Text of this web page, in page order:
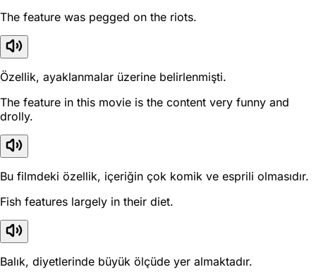
The feature was pegged on the riots.
Özellik, ayaklanmalar üzerine belirlenmişti.
The feature in this movie is the content very funny and
drolly.
Bu filmdeki özellik, içeriğin çok komik ve esprili olmasıdır.
Fish features largely in their diet.
Balık, diyetlerinde büyük ölçüde yer almaktadır.